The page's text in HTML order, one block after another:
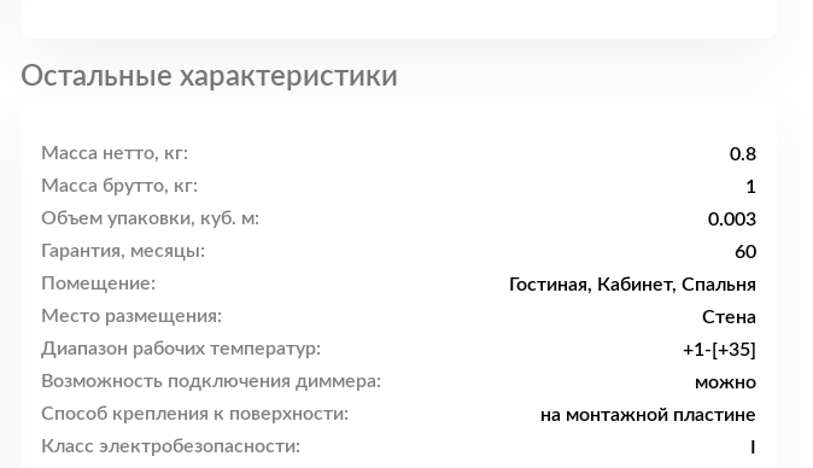
Остальные характеристики
Масса нетто, кг:
0.8
Масса брутто, кг:
1
Объем упаковки, куб. м:
0.003
Гарантия, месяцы:
60
Помещение:
Гостиная, Кабинет, Спальня
Место размещения:
Стена
Диапазон рабочих температур:
+1-[+35]
Возможность подключения диммера:
можно
Способ крепления к поверхности:
на монтажной пластине
Класс электробезопасности:
I